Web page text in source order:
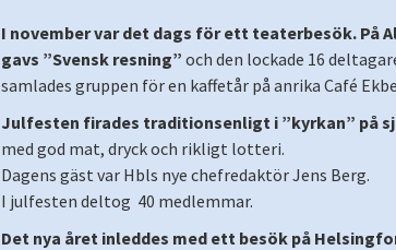
I november var det dags för ett teaterbesök. På
gavs ”Svensk resning” och den lockade 16
samlades gruppen för en kaffetår på anrika Café
Julfesten firades traditionsenligt i ”kyrkan” på
med god mat, dryck och rikligt lotteri.
Dagens gäst var Hbls nye chefredaktör Jens Berg.
I julfesten deltog 40 medlemmar.
Det nya året inleddes med ett besök på